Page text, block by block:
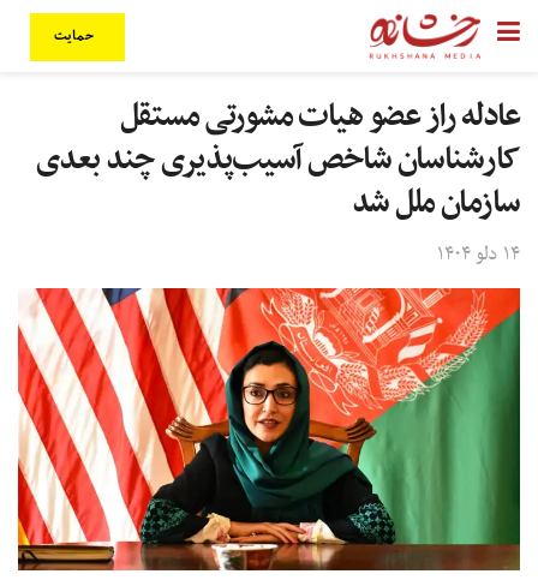
حمایت
عادله راز عضو هیات مشورتی مستقل
کارشناسان شاخص آسیب‌پذیری چند بعدی
سازمان ملل شد
۱۴ دلو ۱۴۰۴